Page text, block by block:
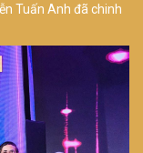
Tuấn Anh đã chinh